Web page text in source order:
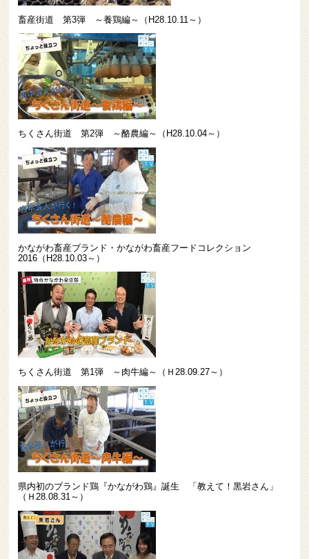
畜産街道 第3弾 ～養鶏編～（H28.10.11～）
ちくさん街道 第2弾 ～酪農編～（H28.10.04～）
かながわ畜産ブランド・かながわ畜産フードコレクション
2016（H28.10.03～）
ちくさん街道 第1弾 ～肉牛編～（Ｈ28.09.27～）
県内初のブランド鶏『かながわ鶏』誕生 「教えて！黒岩さん」
（Ｈ28.08.31～）